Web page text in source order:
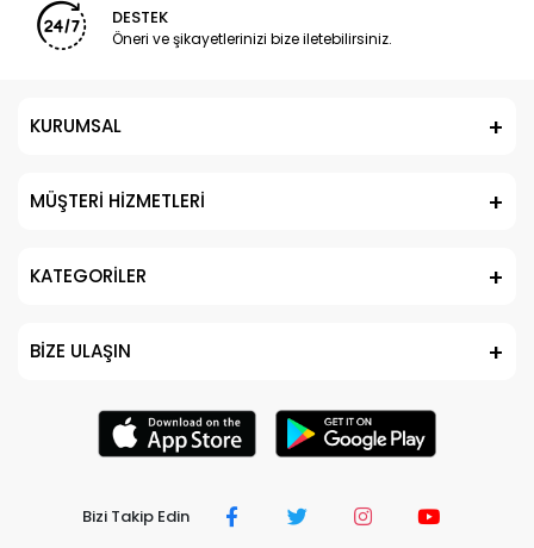
DESTEK
Öneri ve şikayetlerinizi bize iletebilirsiniz.
KURUMSAL
MÜŞTERİ HİZMETLERİ
KATEGORİLER
BİZE ULAŞIN
Bizi Takip Edin